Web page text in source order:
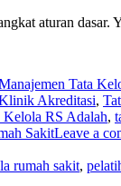
aturan
Tata
Akreditasi,
Kelola RS Adalah,
SakitLeave a
rumah sakit,